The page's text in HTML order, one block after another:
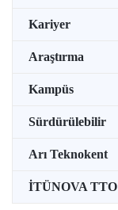
Kariyer
Araştırma
Kampüs
Sürdürülebilir
Arı Teknokent
İTÜNOVA TTO